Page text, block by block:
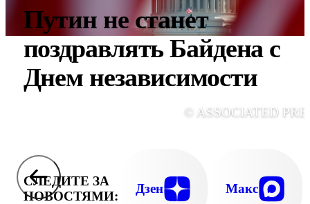
Путин не станет
поздравлять Байдена с
Днем независимости
© ASSOCIATED
СЛЕДИТЕ ЗА
НОВОСТЯМИ:
Дзен Макс